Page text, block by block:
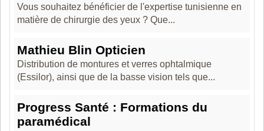
Vous souhaitez bénéficier de l'expertise tunisienne en
matière de chirurgie des yeux ? Que...
Mathieu Blin Opticien
Distribution de montures et verres ophtalmique
(Essilor), ainsi que de la basse vision tels que...
Progress Santé : Formations du
paramédical